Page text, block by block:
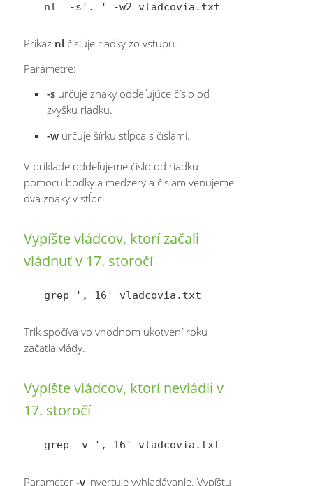
Príkaz nl čísluje riadky zo vstupu.
Parametre:
-surčuje znaky oddeľujúce číslo od
zvyšku riadku.
-wurčuje šírku stĺpca s číslami.
V príklade oddeľujeme číslo od riadku
pomocu bodky a medzery a číslam venujeme
dva znaky v stĺpci.
Vypíšte vládcov, ktorí začali
vládnuť v 17. storočí
Trik spočíva vo vhodnom ukotvení roku
začatia vlády.
Vypíšte vládcov, ktorí nevládli v
17. storočí
Parameter-v invertuje vyhľadávanie. Vypíštu